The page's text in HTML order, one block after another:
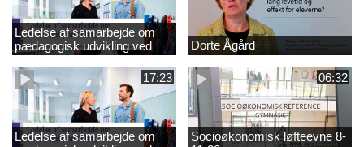
Ledelse af samarbejde om
pædagogisk udvikling ved
EVA 18-11-20
Dorte Ågård
17:23
Ledelse af samarbejde om
06:32
Socioøkonomisk løfteevne 8-